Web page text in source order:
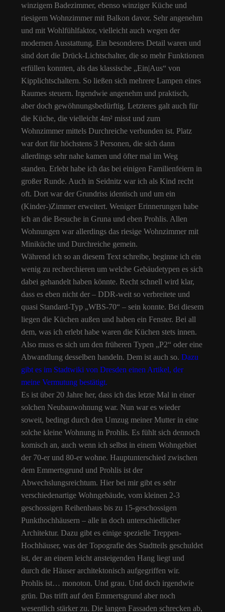
winzigem Badezimmer, ebenso winziger Küche und
riesigem Wohnzimmer mit Balkon davor. Sehr angenehm
und mit Wohlfühlfaktor, vielleicht auch wegen der
modernen Ausstattung. Ein besonderes Detail waren und
sind dort die Drück-Lichtschalter, die so mehr Funktionen
erfüllen konnten, als das klassische „Ein|Aus“ von
Kipplichtschaltern. So ließen sich mehrere Lampen eines
Raumes steuern. Irgendwie angenehm und praktisch,
aber doch gewöhnungsbedürftig. Letzteres galt auch für
die Küche, die vielleicht 4m² misst und zum
Wohnzimmer mittels Durchreiche verbunden ist. Platz
war dort für höchstens 3 Personen, die sich dann
allerdings sehr nahe kamen und öfter mal im Weg
standen. Erlebt habe ich das bei einigen Familienfeiern in
großer Runde. Auch in Seidnitz war ich als Kind recht
oft. Dort war der Grundriss identisch und um ein
(Kinder-)Zimmer erweitert. Weniger Erinnerungen habe
ich an die Besuche in Gruna und eben Prohlis. Allen
Wohnungen war allerdings das riesige Wohnzimmer mit
Miniküche und Durchreiche gemein.
Während ich so an diesem Text schreibe, beginne ich ein
wenig zu recherchieren um welche Gebäudetypen es sich
dabei gehandelt haben könnte. Recht schnell wird klar,
dass es eben nicht der – DDR-weit so verbreitete und
quasi Standard-Typ „WBS-70“ – sein konnte. Bei diesem
liegen die Küchen außen und haben ein Fenster. Bei all
dem, was ich erlebt habe waren die Küchen stets innen.
Also muss es sich um den früheren Typen „P2“ oder eine
Abwandlung desselben handeln. Dem ist auch so. Dazu
gibt es im Stadtwiki von Dresden einen Artikel, der
meine Vermutung bestätigt.
Es ist über 20 Jahre her, dass ich das letzte Mal in einer
solchen Neubauwohnung war. Nun war es wieder
soweit, bedingt durch den Umzug meiner Mutter in eine
solche kleine Wohnung in Prohlis. Es fühlt sich dennoch
komisch an, auch wenn ich selbst in einem Wohngebiet
der 70-er und 80-er wohne. Hauptunterschied zwischen
dem Emmertsgrund und Prohlis ist der
Abwechslungsreichtum. Hier bei mir gibt es sehr
verschiedenartige Wohngebäude, vom kleinen 2-3
geschossigen Reihenhaus bis zu 15-geschossigen
Punkthochhäusern – alle in doch unterschiedlicher
Architektur. Dazu gibt es einige spezielle Treppen-
Hochhäuser, was der Topografie des Stadtteils geschuldet
ist, der an einem leicht ansteigenden Hang liegt und
durch die Häuser architektonisch aufgegriffen wir.
Prohlis ist… monoton. Und grau. Und doch irgendwie
grün. Das trifft auf den Emmertsgrund aber noch
wesentlich stärker zu. Die langen Fassaden schrecken ab,